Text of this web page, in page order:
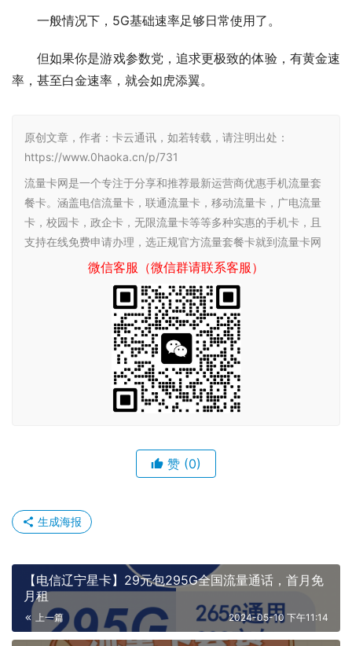
一般情况下，5G基础速率足够日常使用了。
但如果你是游戏参数党，追求更极致的体验，有黄金速
率，甚至白金速率，就会如虎添翼。
原创文章，作者：卡云通讯，如若转载，请注明出处：
https://www.0haoka.cn/p/731
流量卡网是一个专注于分享和推荐最新运营商优惠手机流量套
餐卡。涵盖电信流量卡，联通流量卡，移动流量卡，广电流量
卡，校园卡，政企卡，无限流量卡等等多种实惠的手机卡，且
支持在线免费申请办理，选正规官方流量套餐卡就到流量卡网
微信客服（微信群请联系客服）
赞 (0)
生成海报
【电信辽宁星卡】29元包295G全国流量通话，首月免
月租
上一篇 2024-05-10 下午11:14